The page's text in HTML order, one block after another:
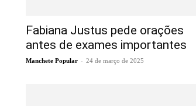
Fabiana Justus pede orações
antes de exames importantes
Manchete Popular - 24 de março de 2025